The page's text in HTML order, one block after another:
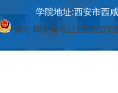
学院地址:西安市西
陕公网安备